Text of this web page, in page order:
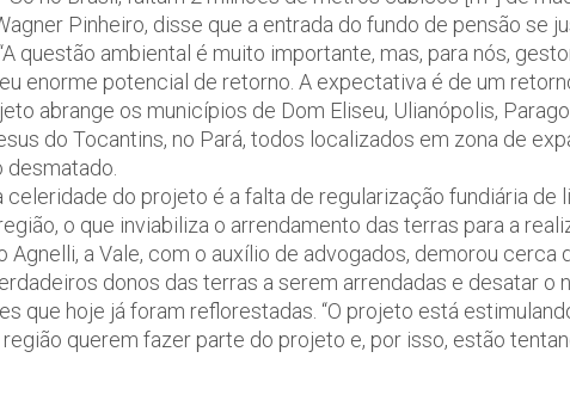
Pinheiro, disse que a entrada do fundo de pensão se
questão ambiental é muito importante, mas, para nós,
enorme potencial de retorno. A expectativa é de um
abrange os municípios de Dom Eliseu, Ulianópolis,
do Tocantins, no Pará, todos localizados em zona de
celeridade do projeto é a falta de regularização fundiária de
o que inviabiliza o arrendamento das terras para a
Agnelli, a Vale, com o auxílio de advogados, demorou cerca
donos das terras a serem arrendadas e desatar o
que hoje já foram reflorestadas. “O projeto está
querem fazer parte do projeto e, por isso, estão